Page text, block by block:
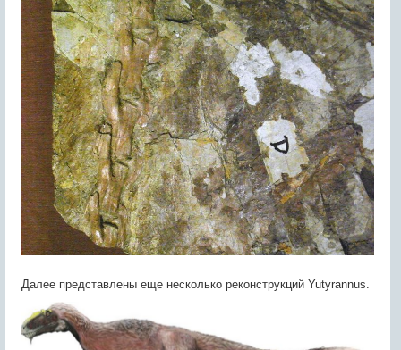
Далее представлены еще несколько реконструкций Yutyrannus.